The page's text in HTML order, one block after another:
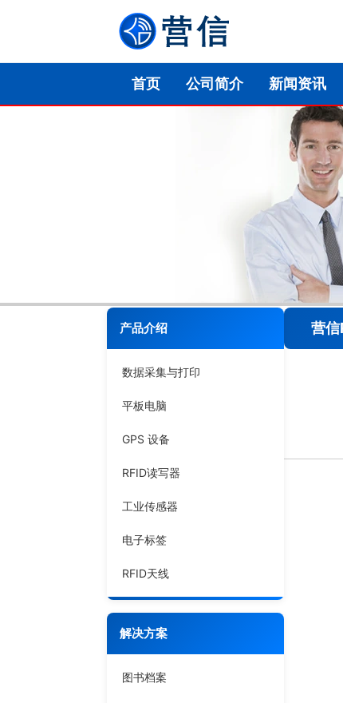
首页 公司简介 新闻资讯
产品介绍
数据采集与打印
平板电脑
GPS 设备
RFID读写器
工业传感器
电子标签
RFID天线
解决方案
图书档案
营